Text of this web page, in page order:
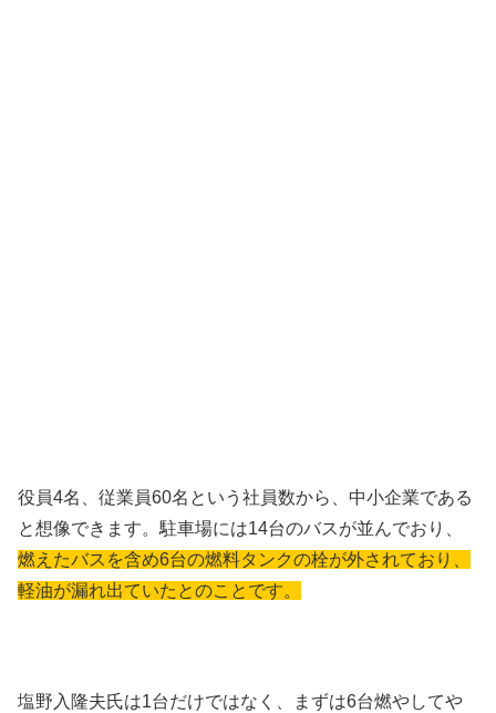
役員4名、従業員60名という社員数から、中小企業である
と想像できます。駐車場には14台のバスが並んでおり、
燃えたバスを含め6台の燃料タンクの栓が外されており、
軽油が漏れ出ていたとのことです。
塩野入隆夫氏は1台だけではなく、まずは6台燃やしてや